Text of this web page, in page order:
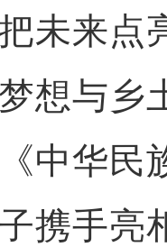
来点
想与乡
中华民
携手亮